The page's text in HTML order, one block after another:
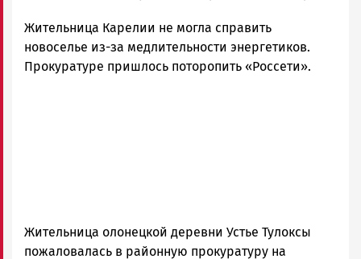
Жительница Карелии не могла справить
новоселье из-за медлительности энергетиков.
Прокуратуре пришлось поторопить «Россети».
Жительница олонецкой деревни Устье Тулоксы
пожаловалась в районную прокуратуру на